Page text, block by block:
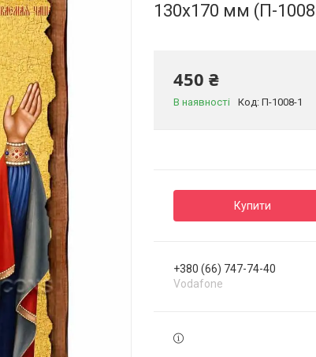
130х170 мм (П-
450 ₴
В наявності Код: П-1008-1
Купити
+380 (66) 747-74-40
Vodafone